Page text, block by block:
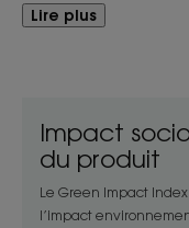
Avantages
Bénéfices
- Lave : sa base
Lire plus
Impact
du produit
Le Green Impact
l’impact